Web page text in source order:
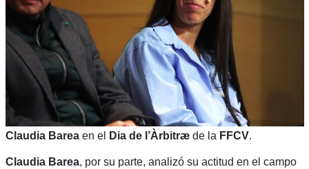
Claudia Bareaen el Dia de l’Àrbitræde la FFCV.
Claudia Barea, por su parte, analizó su actitud en el campo